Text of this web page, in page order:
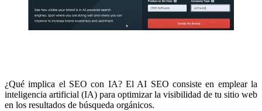
¿Qué implica el SEO con IA? El AI SEO consiste en emplear la
inteligencia artificial (IA) para optimizar la visibilidad de tu sitio web
en los resultados de búsqueda orgánicos.